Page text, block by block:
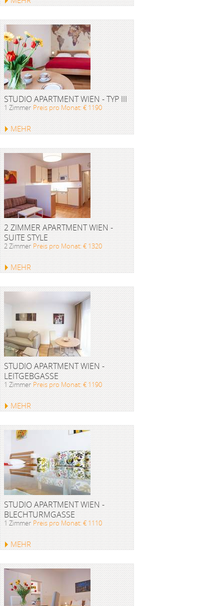
STUDIO APARTMENT WIEN - TYP III
1 Zimmer Preis pro Monat: € 1190
MEHR
2 ZIMMER APARTMENT WIEN -
SUITE STYLE
2 Zimmer Preis pro Monat: € 1320
MEHR
STUDIO APARTMENT WIEN -
LEITGEBGASSE
1 Zimmer Preis pro Monat: € 1190
MEHR
STUDIO APARTMENT WIEN -
BLECHTURMGASSE
1 Zimmer Preis pro Monat: € 1110
MEHR